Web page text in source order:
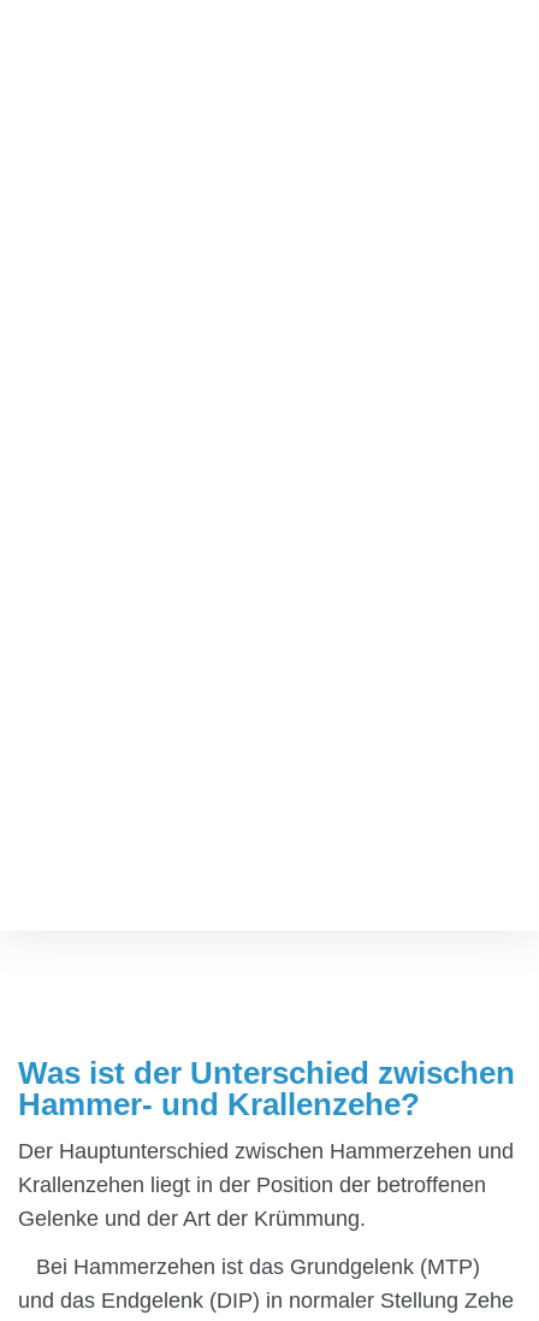
Was ist der Unterschied zwischen
Hammer- und Krallenzehe?
Der Hauptunterschied zwischen Hammerzehen und
Krallenzehen liegt in der Position der betroffenen
Gelenke und der Art der Krümmung.
Bei Hammerzehen ist das Grundgelenk (MTP)
und das Endgelenk (DIP) in normaler Stellung Zehe